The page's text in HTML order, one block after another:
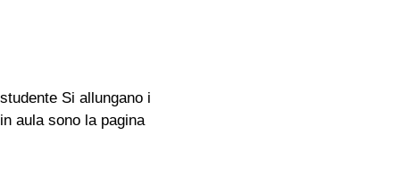
Si allungano i
aula sono la pagina